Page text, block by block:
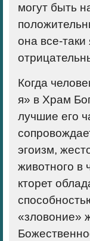
могут быть
она все-таки
Когда
я» в Храм
лучшие его
эгоизм,
животного в
кторет
«зловоние»